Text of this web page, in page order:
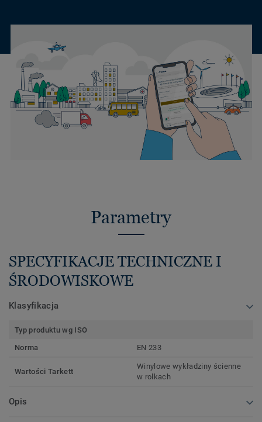
Parametry
SPECYFIKACJE TECHNICZNE I
ŚRODOWISKOWE
Klasyfikacja
Typ produktu wg ISO
Norma
EN 233
Wartości Tarkett
Winylowe wykładziny ścienne
w rolkach
Opis